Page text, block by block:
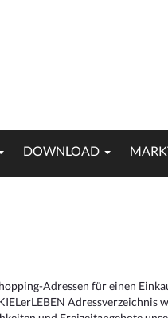
DOWNLOAD
Adressen für einen
Adressverzeichnis